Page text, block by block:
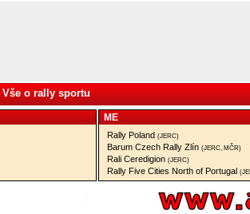
Vše o rally sportu
ME
Rally Poland (JERC)
Barum Czech Rally Zlín (JERC, MČR)
Rali Ceredigion (JERC)
Rally Five Cities North of Portugal